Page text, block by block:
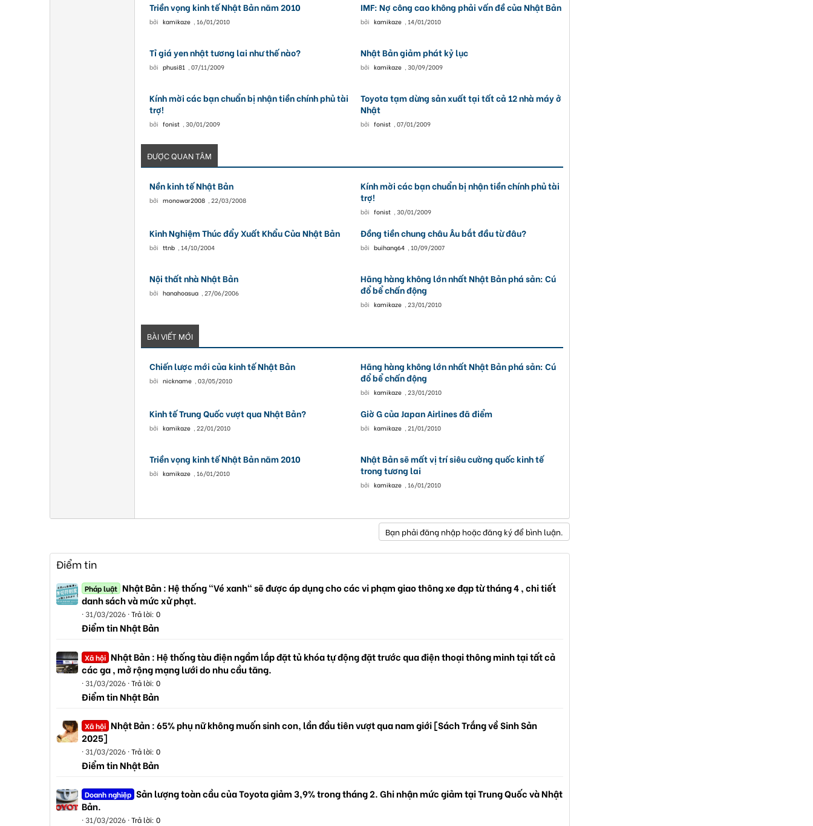
Triền vọng kinh tế Nhật Bản năm 2010
bởi kamikaze , 16/01/2010
IMF: Nợ công cao không phải vấn đề của Nhật Bản
bởi kamikaze , 14/01/2010
Tỉ giá yen nhật tương lai như thế nào?
bởi phusi81 , 07/11/2009
Nhật Bản giảm phát kỷ lục
bởi kamikaze , 30/09/2009
Kính mời các bạn chuẩn bị nhận tiền chính phủ tài
trợ!
bởi fonist , 30/01/2009
Toyota tạm dừng sản xuất tại tất cả 12 nhà máy ở
Nhật
bởi fonist , 07/01/2009
ĐƯỢC QUAN TÂM
Nền kinh tế Nhật Bản
bởi monowar2008 , 22/03/2008
Kính mời các bạn chuẩn bị nhận tiền chính phủ tài
trợ!
bởi fonist , 30/01/2009
Kinh Nghiệm Thúc đẩy Xuất Khẩu Của Nhật Bản
bởi ttnb , 14/10/2004
Đồng tiền chung châu Âu bắt đầu từ đâu?
bởi buihang64 , 10/09/2007
Nội thất nhà Nhật Bản
bởi hanahoasua , 27/06/2006
Hãng hàng không lớn nhất Nhật Bản phá sản: Cú
đổ bể chấn động
bởi kamikaze , 23/01/2010
BÀI VIẾT MỚI
Chiến lược mới của kinh tế Nhật Bản
bởi nickname , 03/05/2010
Hãng hàng không lớn nhất Nhật Bản phá sản: Cú
đổ bể chấn động
bởi kamikaze , 23/01/2010
Kinh tế Trung Quốc vượt qua Nhật Bản?
bởi kamikaze , 22/01/2010
Giờ G của Japan Airlines đã điểm
bởi kamikaze , 21/01/2010
Triền vọng kinh tế Nhật Bản năm 2010
bởi kamikaze , 16/01/2010
Nhật Bản sẽ mất vị trí siêu cường quốc kinh tế
trong tương lai
bởi kamikaze , 16/01/2010
Bạn phải đăng nhập hoặc đăng ký để bình luận.
Điểm tin
Pháp luật Nhật Bản : Hệ thống "Vé xanh" sẽ được áp dụng cho các vi phạm giao thông xe đạp từ tháng 4 , chi tiết
danh sách và mức xử phạt.
31/03/2026 Trả lời: 0
Điểm tin Nhật Bản
Xã hội Nhật Bản : Hệ thống tàu điện ngầm lắp đặt tủ khóa tự động đặt trước qua điện thoại thông minh tại tất cả
các ga , mở rộng mạng lưới do nhu cầu tăng.
31/03/2026 Trả lời: 0
Điểm tin Nhật Bản
Xã hội Nhật Bản : 65% phụ nữ không muốn sinh con, lần đầu tiên vượt qua nam giới [Sách Trắng về Sinh Sản
2025]
31/03/2026 Trả lời: 0
Điểm tin Nhật Bản
Doanh nghiệp Sản lượng toàn cầu của Toyota giảm 3,9% trong tháng 2. Ghi nhận mức giảm tại Trung Quốc và Nhật
Bản.
31/03/2026 Trả lời: 0